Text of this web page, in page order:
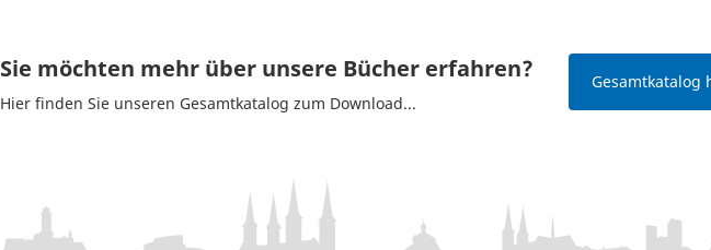
Sie möchten mehr über unsere Bücher erfahren?
Hier finden Sie unseren Gesamtkatalog zum Download...
Gesamtkatalog